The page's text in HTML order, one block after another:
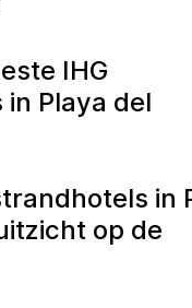
IHG
Playa del
in
op de